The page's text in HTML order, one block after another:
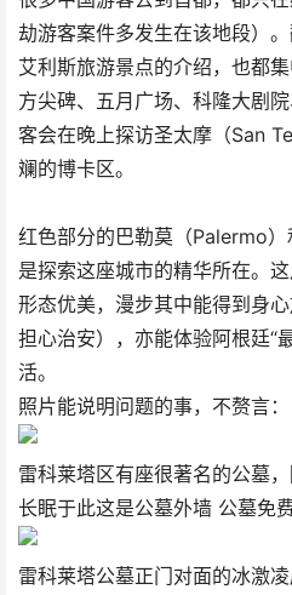
劫游客案件多发生在该地段）
艾利斯旅游景点的介绍，也都
方尖碑、五月广场、科隆大剧
客会在晚上探访圣太摩（San
斓的博卡区。
红色部分的巴勒莫（Palermo
是探索这座城市的精华所在。
形态优美，漫步其中能得到身
担心治安），亦能体验阿根廷“
活。
照片能说明问题的事，不赘言：
雷科莱塔区有座很著名的公墓
长眠于此这是公墓外墙 公墓免
雷科莱塔公墓正门对面的冰激